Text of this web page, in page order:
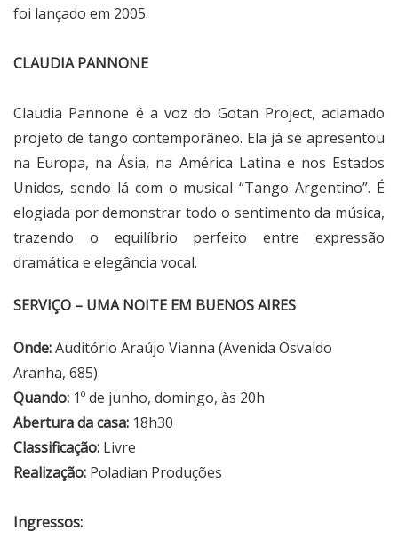
foi lançado em 2005.
CLAUDIA PANNONE
Claudia Pannone é a voz do Gotan Project, aclamado
projeto de tango contemporâneo. Ela já se apresentou
na Europa, na Ásia, na América Latina e nos Estados
Unidos, sendo lá com o musical “Tango Argentino”. É
elogiada por demonstrar todo o sentimento da música,
trazendo o equilíbrio perfeito entre expressão
dramática e elegância vocal.
SERVIÇO – UMA NOITE EM BUENOS AIRES
Onde:Auditório Araújo Vianna (Avenida Osvaldo
Aranha, 685)
Quando: 1º de junho, domingo, às 20h
Abertura da casa: 18h30
Classificação: Livre
Realização: Poladian Produções
Ingressos: